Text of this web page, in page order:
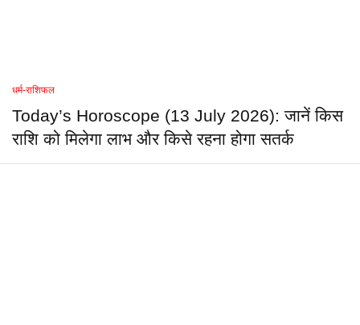
धर्म-राशिफल
Today’s Horoscope (13 July 2026): जानें किस
राशि को मिलेगा लाभ और किसे रहना होगा सतर्क